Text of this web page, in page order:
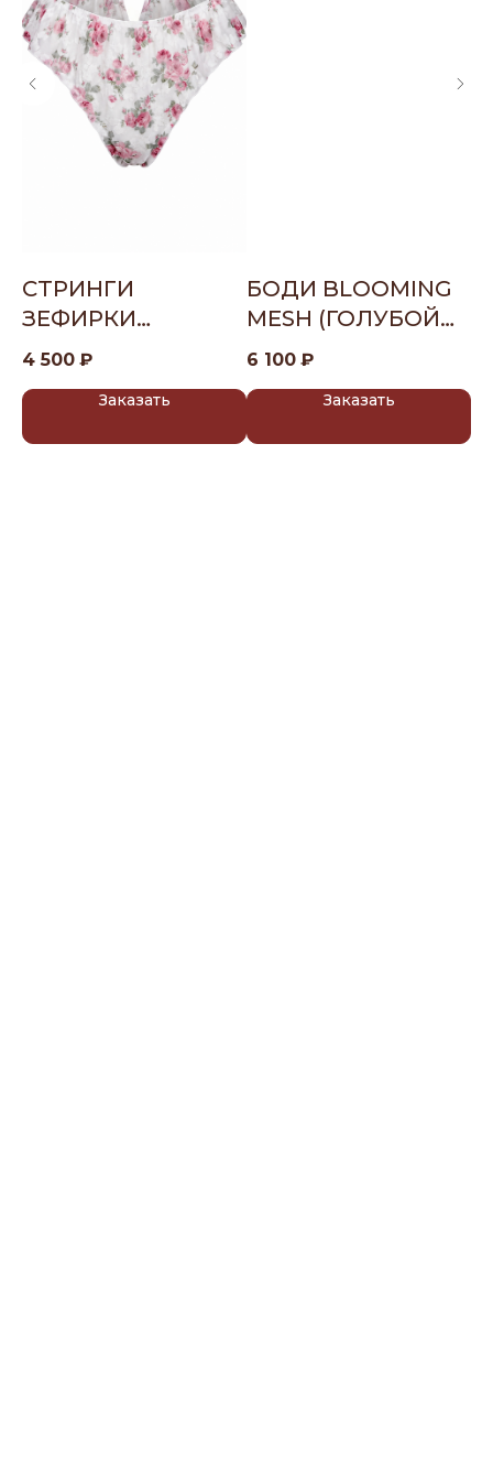
СТРИНГИ
ЗЕФИРКИ
BLOOMING MESH
ЦВЕТОК)
4 500 ₽
Заказать
БОДИ BLOOMING
MESH (ГОЛУБОЙ
ЦВЕТОК)
6 100 ₽
Заказать